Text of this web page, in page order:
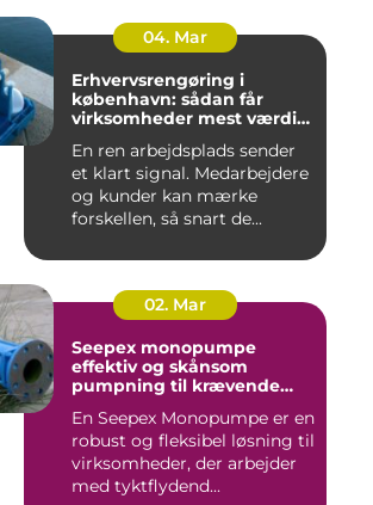
04. Mar
Erhvervsrengøring i
københavn: sådan får
virksomheder mest værdi
En ren arbejdsplads sender
et klart signal. Medarbejdere
og kunder kan mærke
forskellen, så snart de...
02. Mar
Seepex monopumpe
effektiv og skånsom
pumpning til krævende
En Seepex Monopumpe er en
robust og fleksibel løsning til
virksomheder, der arbejder
med tyktflydend...